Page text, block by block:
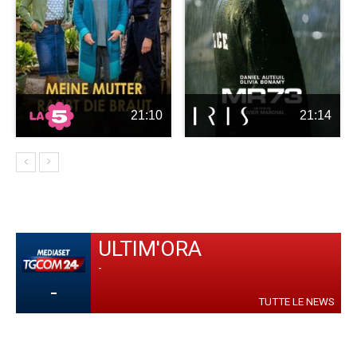
21:10 21:14
-
ULTIM'ORA
-
TUTTE LE NEWS